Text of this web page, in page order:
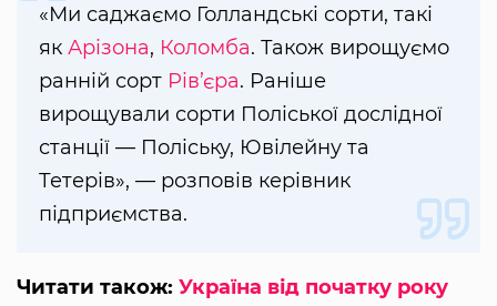
«Ми саджаємо Голландські сорти, такі
як Арізона, Коломба. Також вирощуємо
ранній сорт Рів’єра. Раніше
вирощували сорти Поліської дослідної
станції — Поліську, Ювілейну та
Тетерів», — розповів керівник
підприємства.
Читати також: Україна від початку року